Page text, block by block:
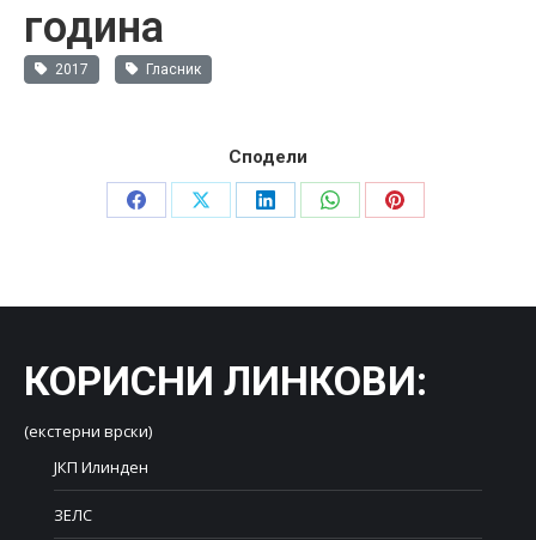
година
2017 Гласник
Сподели
Share
Share
Share
Share
Share
КОРИСНИ ЛИНКОВИ:
(екстерни врски)
ЈКП Илинден
ЗЕЛС